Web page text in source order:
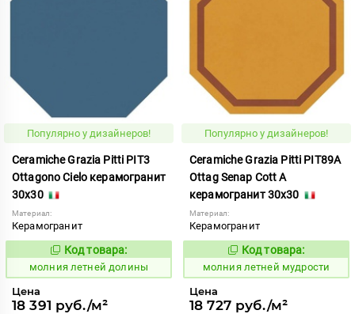
Популярно у дизайнеров!
Ceramiche Grazia Pitti PIT3
Ottagono Cielo керамогранит
30x30
Материал:
Керамогранит
1005896
Код товара:
молния летней долины
Цена
18 391 руб./м²
Популярно у дизайнеров!
Ceramiche Grazia Pitti PIT89A
Ottag Senap Cott A
керамогранит 30x30
Материал:
Керамогранит
1005930
Код товара:
молния летней мудрости
Цена
18 727 руб./м²